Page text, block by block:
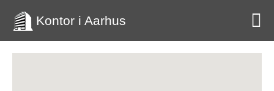
Kontor i Aarhus